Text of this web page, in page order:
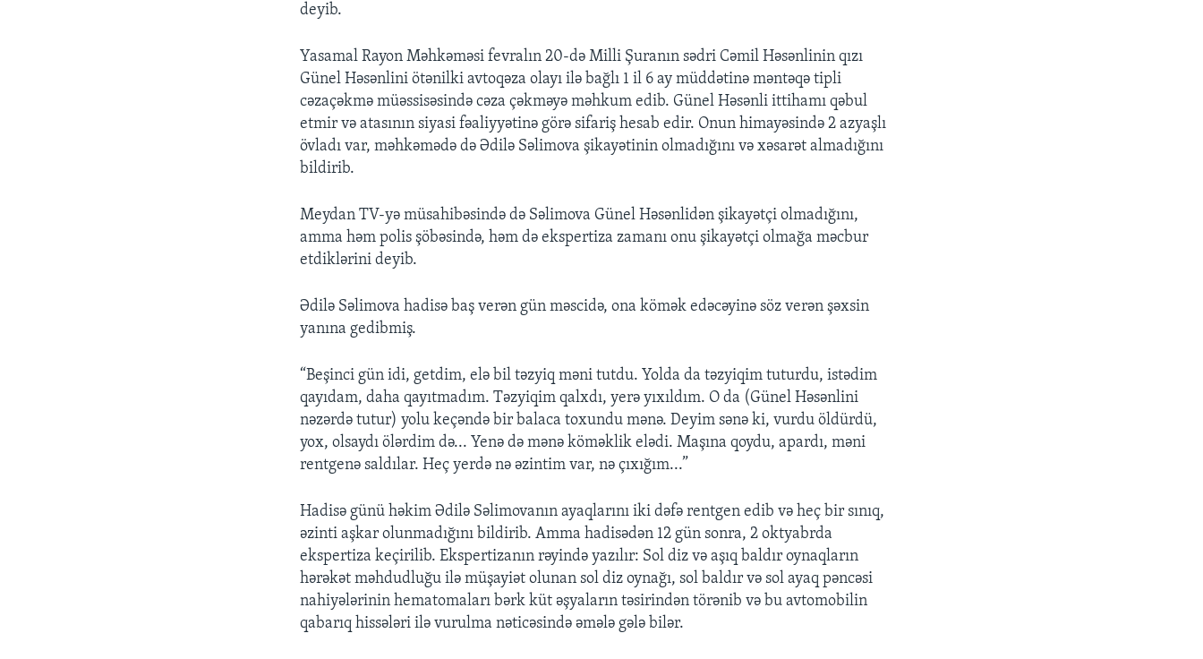
deyib.
Yasamal Rayon Məhkəməsi fevralın 20-də Milli Şuranın sədri Cəmil Həsənlinin qızı
Günel Həsənlini ötənilki avtoqəza olayı ilə bağlı 1 il 6 ay müddətinə məntəqə tipli
cəzaçəkmə müəssisəsində cəza çəkməyə məhkum edib. Günel Həsənli ittihamı qəbul
etmir və atasının siyasi fəaliyyətinə görə sifariş hesab edir. Onun himayəsində 2 azyaşlı
övladı var, məhkəmədə də Ədilə Səlimova şikayətinin olmadığını və xəsarət almadığını
bildirib.
Meydan TV-yə müsahibəsində də Səlimova Günel Həsənlidən şikayətçi olmadığını,
amma həm polis şöbəsində, həm də ekspertiza zamanı onu şikayətçi olmağa məcbur
etdiklərini deyib.
Ədilə Səlimova hadisə baş verən gün məscidə, ona kömək edəcəyinə söz verən şəxsin
yanına gedibmiş.
“Beşinci gün idi, getdim, elə bil təzyiq məni tutdu. Yolda da təzyiqim tuturdu, istədim
qayıdam, daha qayıtmadım. Təzyiqim qalxdı, yerə yıxıldım. O da (Günel Həsənlini
nəzərdə tutur) yolu keçəndə bir balaca toxundu mənə. Deyim sənə ki, vurdu öldürdü,
yox, olsaydı ölərdim də... Yenə də mənə köməklik elədi. Maşına qoydu, apardı, məni
rentgenə saldılar. Heç yerdə nə əzintim var, nə çıxığım...”
Hadisə günü həkim Ədilə Səlimovanın ayaqlarını iki dəfə rentgen edib və heç bir sınıq,
əzinti aşkar olunmadığını bildirib. Amma hadisədən 12 gün sonra, 2 oktyabrda
ekspertiza keçirilib. Ekspertizanın rəyində yazılır: Sol diz və aşıq baldır oynaqların
hərəkət məhdudluğu ilə müşayiət olunan sol diz oynağı, sol baldır və sol ayaq pəncəsi
nahiyələrinin hematomaları bərk küt əşyaların təsirindən törənib və bu avtomobilin
qabarıq hissələri ilə vurulma nəticəsində əmələ gələ bilər.